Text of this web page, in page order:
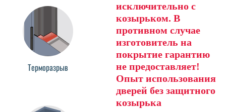
Терморазрыв
исключительно с
козырьком. В
противном случае
изготовитель на
покрытие гарантию
не предоставляет!
Опыт использования
дверей без защитного
козырька